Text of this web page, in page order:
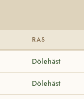
RAS
Dölehäst
Dölehäst